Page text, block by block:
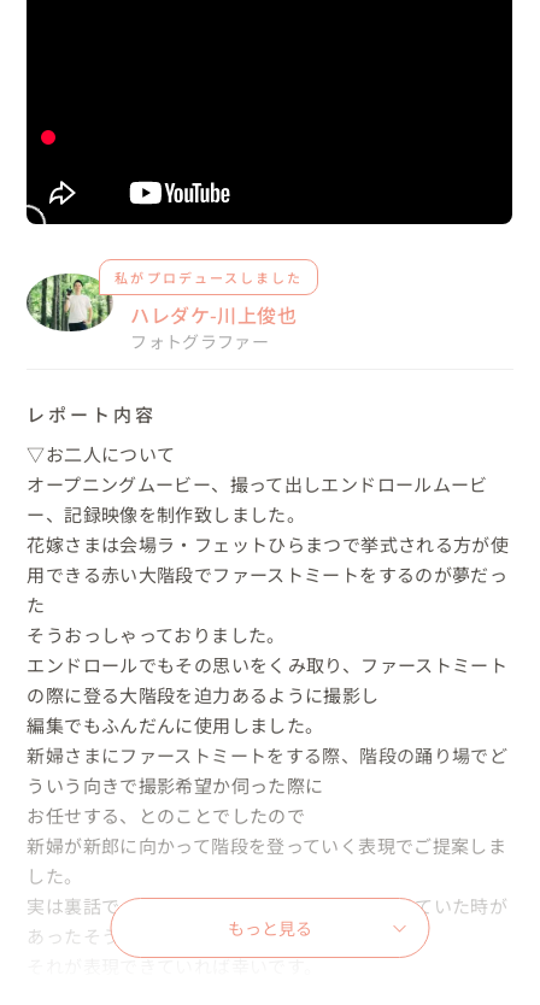
私がプロデュースしました
ハレダケ-川上俊也
フォトグラファー
レポート内容
▽お二人について
オープニングムービー、撮って出しエンドロールムービ
ー、記録映像を制作致しました。
花嫁さまは会場ラ・フェットひらまつで挙式される方が使
用できる赤い大階段でファーストミートをするのが夢だっ
た
そうおっしゃっておりました。
エンドロールでもその思いをくみ取り、ファーストミート
の際に登る大階段を迫力あるように撮影し
編集でもふんだんに使用しました。
新婦さまにファーストミートをする際、階段の踊り場でど
ういう向きで撮影希望か伺った際に
お任せする、とのことでしたので
新婦が新郎に向かって階段を登っていく表現でご提案しま
した。
実は裏話で、新婦から新郎に恋をして追いかけていた時が
あったそうで
それが表現できていれば幸いです。
もっと見る